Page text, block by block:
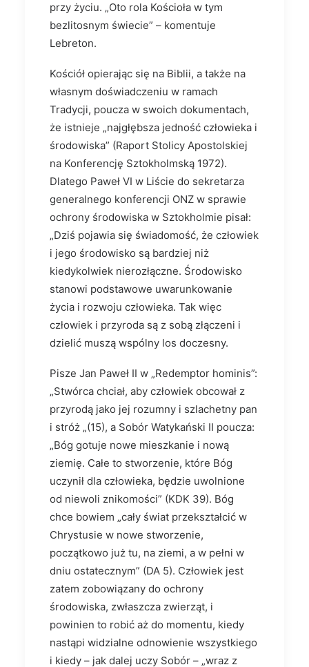
przy życiu. „Oto rola Kościoła w tym
bezlitosnym świecie” – komentuje
Lebreton.
Kościół opierając się na Biblii, a także na
własnym doświadczeniu w ramach
Tradycji, poucza w swoich dokumentach,
że istnieje „najgłębsza jedność człowieka i
środowiska” (Raport Stolicy Apostolskiej
na Konferencję Sztokholmską 1972).
Dlatego Paweł VI w Liście do sekretarza
generalnego konferencji ONZ w sprawie
ochrony środowiska w Sztokholmie pisał:
„Dziś pojawia się świadomość, że człowiek
i jego środowisko są bardziej niż
kiedykolwiek nierozłączne. Środowisko
stanowi podstawowe uwarunkowanie
życia i rozwoju człowieka. Tak więc
człowiek i przyroda są z sobą złączeni i
dzielić muszą wspólny los doczesny.
Pisze Jan Paweł II w „Redemptor hominis”:
„Stwórca chciał, aby człowiek obcował z
przyrodą jako jej rozumny i szlachetny pan
i stróż „(15), a Sobór Watykański II poucza:
„Bóg gotuje nowe mieszkanie i nową
ziemię. Całe to stworzenie, które Bóg
uczynił dla człowieka, będzie uwolnione
od niewoli znikomości” (KDK 39). Bóg
chce bowiem „cały świat przekształcić w
Chrystusie w nowe stworzenie,
początkowo już tu, na ziemi, a w pełni w
dniu ostatecznym” (DA 5). Człowiek jest
zatem zobowiązany do ochrony
środowiska, zwłaszcza zwierząt, i
powinien to robić aż do momentu, kiedy
nastąpi widzialne odnowienie wszystkiego
i kiedy – jak dalej uczy Sobór – „wraz z